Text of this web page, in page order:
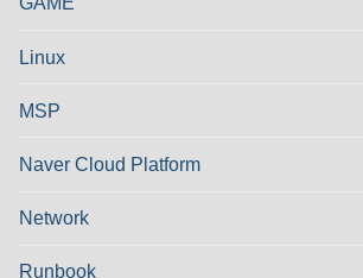
Linux
MSP
Naver Cloud Platform
Network
Runbook